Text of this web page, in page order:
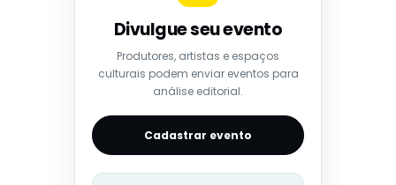
Divulgue seu evento
Produtores, artistas e espaços
culturais podem enviar eventos para
análise editorial.
Cadastrar evento